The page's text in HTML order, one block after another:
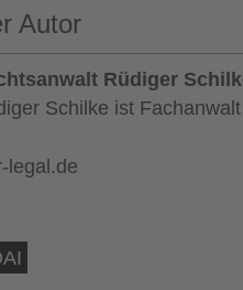
Autor
Rüdiger
Schilke ist
legal.de